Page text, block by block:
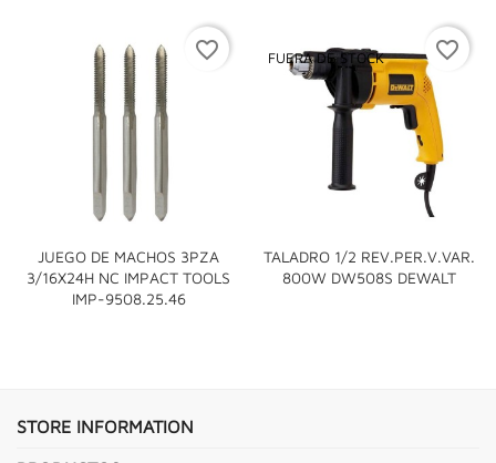
JUEGO DE MACHOS 3PZA
3/16X24H NC IMPACT TOOLS
IMP-9508.25.46
favorite_border
TALADRO 1/2 REV.PER.V.VAR.
800W DW508S DEWALT
FUERA DE STOCK favorite_border
STORE INFORMATION